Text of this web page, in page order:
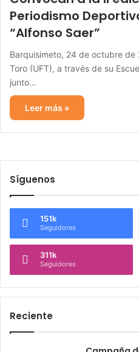
Periodismo
“Alfonso Saer”
Barquisimeto, 24 de octubre de
Toro (UFT), a través de su
junto…
Leer más »
Síguenos
151k
Seguidores
311k
Seguidores
Reciente